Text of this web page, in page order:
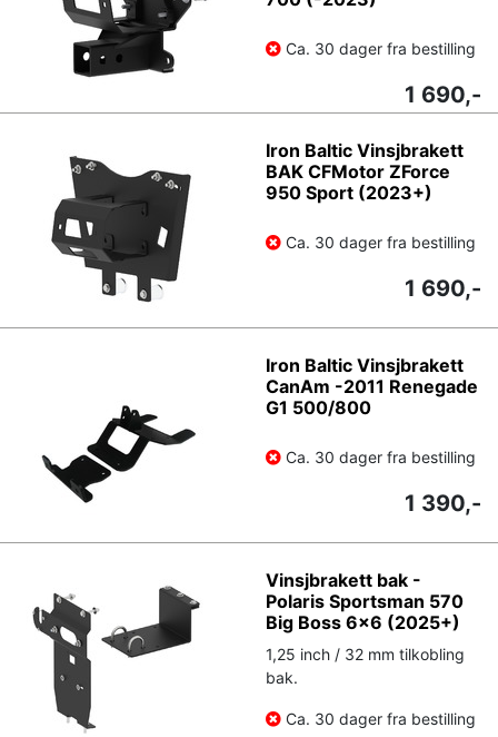
Ca. 30 dager fra bestilling
1 690,-
Iron Baltic Vinsjbrakett
BAK CFMotor ZForce
950 Sport (2023+)
Ca. 30 dager fra bestilling
1 690,-
Iron Baltic Vinsjbrakett
CanAm -2011 Renegade
G1 500/800
Ca. 30 dager fra bestilling
1 390,-
Vinsjbrakett bak -
Polaris Sportsman 570
Big Boss 6x6 (2025+)
1,25 inch / 32 mm tilkobling
bak.
Ca. 30 dager fra bestilling